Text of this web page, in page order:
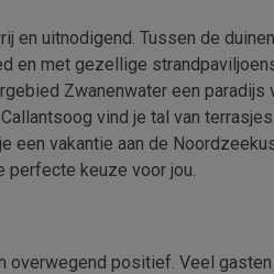
en uitnodigend. Tussen de
en met gezellige
Zwanenwater een paradijs
vind je tal van
vakantie aan de
perfecte keuze voor jou.
overwegend positief. Veel